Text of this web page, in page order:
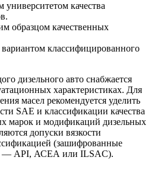
качества
образцом качественных
классифицированного
дизельного авто снабжается
характеристиках. Для
масел рекомендуется уделить
SAE и классификации качества
марок и модификаций дизельных
допуски вязкости
(зашифрованные
— API, АСЕА или ILSAC).